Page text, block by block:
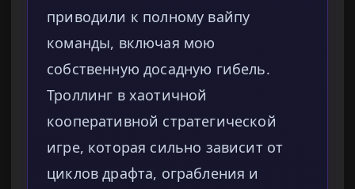
приводили к полному вайпу
команды, включая мою
собственную досадную гибель.
Троллинг в хаотичной
кооперативной стратегической
игре, которая сильно зависит от
циклов драфта, ограбления и